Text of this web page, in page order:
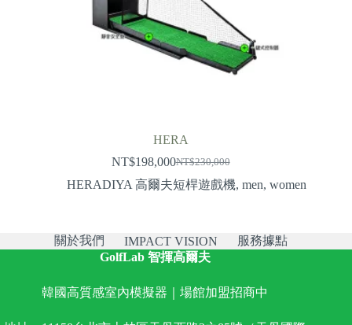
HERA
NT$230,000
Original
price
NT$198,000Current
price
HERADIYA 高爾夫短桿遊戲機, men, women
關於我們 IMPACT VISION
服務據點
GolfLab 智揮高爾夫
韓國高質感室內模擬器｜場館加盟招商中